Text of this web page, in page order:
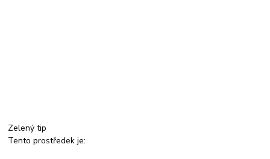
Zelený tip
Tento prostředek je: